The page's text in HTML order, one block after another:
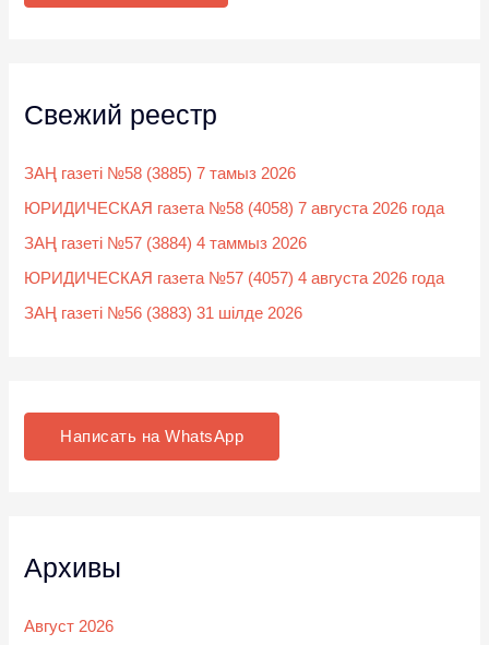
Свежий реестр
ЗАҢ газеті №58 (3885) 7 тамыз 2026
ЮРИДИЧЕСКАЯ газета №58 (4058) 7 августа 2026 года
ЗАҢ газеті №57 (3884) 4 таммыз 2026
ЮРИДИЧЕСКАЯ газета №57 (4057) 4 августа 2026 года
ЗАҢ газеті №56 (3883) 31 шілде 2026
Написать на WhatsApp
Архивы
Август 2026